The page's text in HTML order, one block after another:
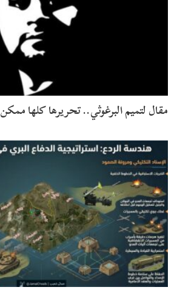
مقال لتميم البرغوثي.. تحريرها كلها ممكن